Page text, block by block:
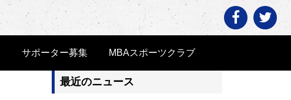
サポーター募集 MBAスポーツクラブ
Home >清高日記 >ルーキーリーグ第3節vs浜松開誠館
最近のニュース